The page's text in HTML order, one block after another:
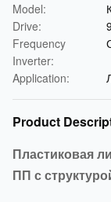
Model:
Drive:
Frequency
Inverter:
Application:
Product
Пластиковая
ПП с